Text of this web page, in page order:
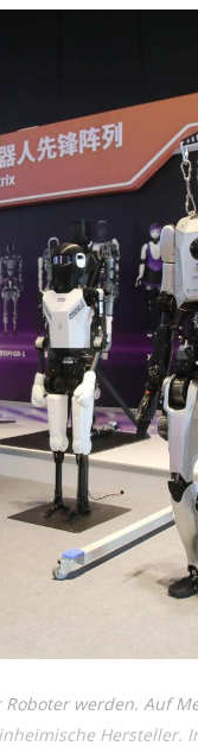
werden. Auf
Hersteller.